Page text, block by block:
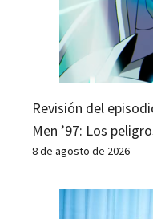
Revisión del
Men ’97: Los
8 de agosto de 2026